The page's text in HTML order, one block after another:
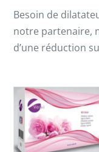
Besoin de
notre partenaire,
d’une réduction